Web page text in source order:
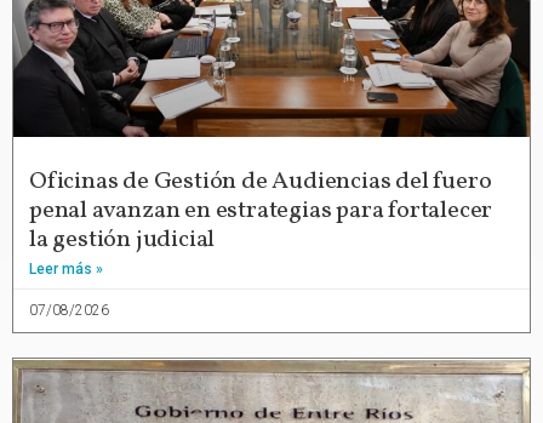
Oficinas de Gestión de Audiencias del fuero
penal avanzan en estrategias para fortalecer
la gestión judicial
Leer más »
07/08/2026